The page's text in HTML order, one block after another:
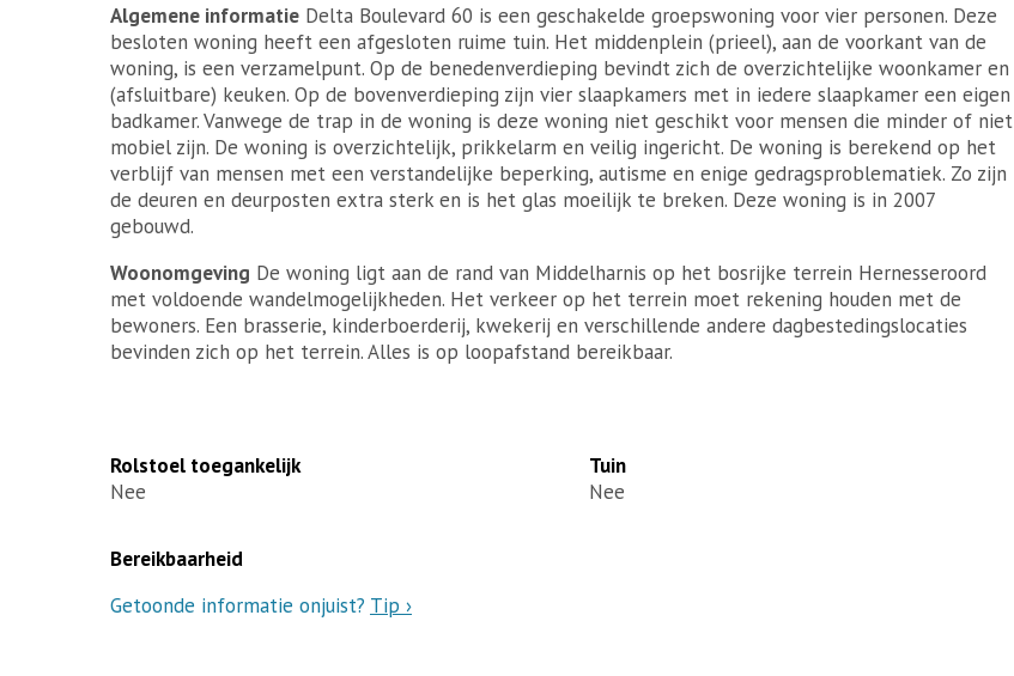
Algemene informatie Delta Boulevard 60 is een geschakelde groepswoning voor vier personen. Deze
besloten woning heeft een afgesloten ruime tuin. Het middenplein (prieel), aan de voorkant van de
woning, is een verzamelpunt. Op de benedenverdieping bevindt zich de overzichtelijke woonkamer en
(afsluitbare) keuken. Op de bovenverdieping zijn vier slaapkamers met in iedere slaapkamer een eigen
badkamer. Vanwege de trap in de woning is deze woning niet geschikt voor mensen die minder of niet
mobiel zijn. De woning is overzichtelijk, prikkelarm en veilig ingericht. De woning is berekend op het
verblijf van mensen met een verstandelijke beperking, autisme en enige gedragsproblematiek. Zo zijn
de deuren en deurposten extra sterk en is het glas moeilijk te breken. Deze woning is in 2007
gebouwd.
Woonomgeving De woning ligt aan de rand van Middelharnis op het bosrijke terrein Hernesseroord
met voldoende wandelmogelijkheden. Het verkeer op het terrein moet rekening houden met de
bewoners. Een brasserie, kinderboerderij, kwekerij en verschillende andere dagbestedingslocaties
bevinden zich op het terrein. Alles is op loopafstand bereikbaar.
Rolstoel toegankelijk
Nee
Tuin
Nee
Bereikbaarheid
Getoonde informatie onjuist? Tip ›